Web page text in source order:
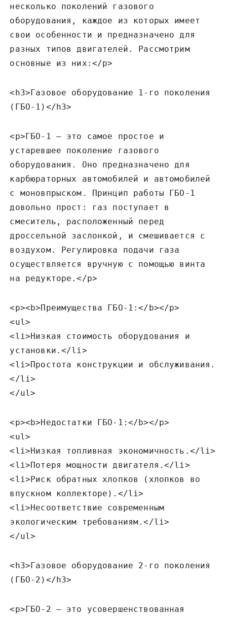
несколько поколений газового
оборудования‚ каждое из которых имеет
свои особенности и предназначено для
разных типов двигателей. Рассмотрим
основные из них:</p>
<h3>Газовое оборудование 1-го поколения
(ГБО-1)</h3>
<p>ГБО-1 – это самое простое и
устаревшее поколение газового
оборудования. Оно предназначено для
карбюраторных автомобилей и автомобилей
с моновпрыском. Принцип работы ГБО-1
довольно прост: газ поступает в
смеситель‚ расположенный перед
дроссельной заслонкой‚ и смешивается с
воздухом. Регулировка подачи газа
осуществляется вручную с помощью винта
на редукторе.</p>
<p><b>Преимущества ГБО-1:</b></p>
<ul>
<li>Низкая стоимость оборудования и
установки.</li>
<li>Простота конструкции и обслуживания.
</li>
</ul>
<p><b>Недостатки ГБО-1:</b></p>
<ul>
<li>Низкая топливная экономичность.</li>
<li>Потеря мощности двигателя.</li>
<li>Риск обратных хлопков (хлопков во
впускном коллекторе).</li>
<li>Несоответствие современным
экологическим требованиям.</li>
</ul>
<h3>Газовое оборудование 2-го поколения
(ГБО-2)</h3>
<p>ГБО-2 – это усовершенствованная